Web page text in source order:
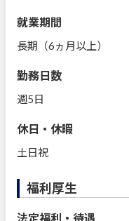
就業期間
長期（6ヵ月以上）
勤務日数
週5日
休日・休暇
土日祝
福利厚生
法定福利・待遇